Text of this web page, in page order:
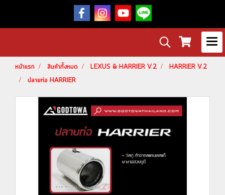
หน้าแรก สินค้าทั้งหมด LEXUS & HARRIER V.2
HARRIER V.2
ปลายท่อ HARRIER